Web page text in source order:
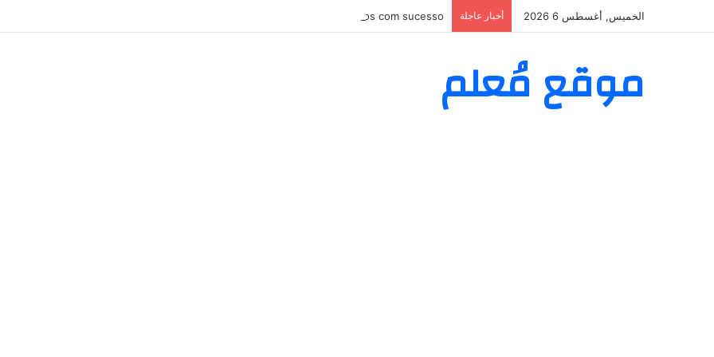
الخميس, أغسطس 6 2026 أخبار عاجلة com o chicken road slot e estratégias para ultrapassar os obstáculos com sucesso
موقع مُعلم